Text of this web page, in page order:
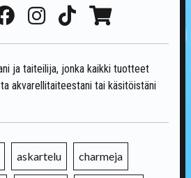
ja taiteilija, jonka kaikki tuotteet
akvarellitaiteestani tai käsitöistäni
askartelu charmeja